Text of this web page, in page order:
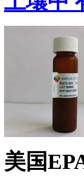
美国